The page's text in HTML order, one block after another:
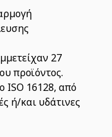
27
προϊόντος.
ISO 16128, από
ή/και υδάτινες